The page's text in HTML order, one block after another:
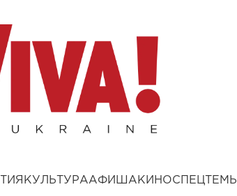
КУЛЬТУРААФИША КИНОСПЕЦТЕМЫ